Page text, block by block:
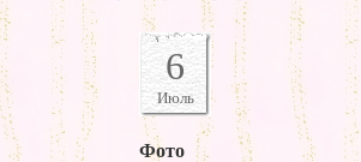
6
Июль
Фото